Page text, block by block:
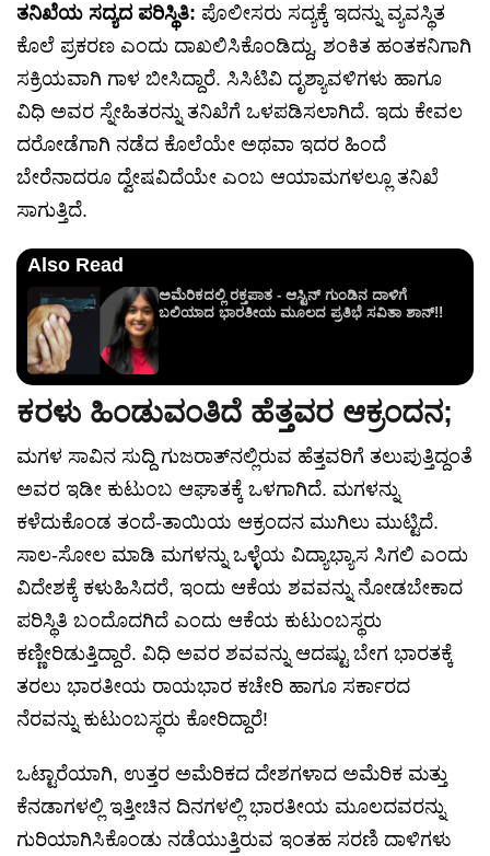
ತನಿಖೆಯ ಸದ್ಯದ ಪರಿಸ್ಥಿತಿ: ಪೊಲೀಸರು ಸದ್ಯಕ್ಕೆ ಇದನ್ನು ವ್ಯವಸ್ಥಿತ
ಕೊಲೆ ಪ್ರಕರಣ ಎಂದು ದಾಖಲಿಸಿಕೊಂಡಿದ್ದು, ಶಂಕಿತ ಹಂತಕನಿಗಾಗಿ
ಸಕ್ರಿಯವಾಗಿ ಗಾಳ ಬೀಸಿದ್ದಾರೆ. ಸಿಸಿಟಿವಿ ದೃಶ್ಯಾವಳಿಗಳು ಹಾಗೂ
ವಿಧಿ ಅವರ ಸ್ನೇಹಿತರನ್ನು ತನಿಖೆಗೆ ಒಳಪಡಿಸಲಾಗಿದೆ. ಇದು ಕೇವಲ
ದರೋಡೆಗಾಗಿ ನಡೆದ ಕೊಲೆಯೇ ಅಥವಾ ಇದರ ಹಿಂದೆ
ಬೇರೆನಾದರೂ ದ್ವೇಷವಿದೆಯೇ ಎಂಬ ಆಯಾಮಗಳಲ್ಲೂ ತನಿಖೆ
ಸಾಗುತ್ತಿದೆ.
Also Read
ಅಮೆರಿಕದಲ್ಲಿ ರಕ್ತಪಾತ - ಆಸ್ಟಿನ್ ಗುಂಡಿನ ದಾಳಿಗೆ
ಬಲಿಯಾದ ಭಾರತೀಯ ಮೂಲದ ಪ್ರತಿಭೆ ಸವಿತಾ ಶಾನ್!!
ಕರಳು ಹಿಂಡುವಂತಿದೆ ಹೆತ್ತವರ ಆಕ್ರಂದನ;
ಮಗಳ ಸಾವಿನ ಸುದ್ದಿ ಗುಜರಾತ್‌ನಲ್ಲಿರುವ ಹೆತ್ತವರಿಗೆ ತಲುಪುತ್ತಿದ್ದಂತೆ
ಅವರ ಇಡೀ ಕುಟುಂಬ ಆಘಾತಕ್ಕೆ ಒಳಗಾಗಿದೆ. ಮಗಳನ್ನು
ಕಳೆದುಕೊಂಡ ತಂದೆ-ತಾಯಿಯ ಆಕ್ರಂದನ ಮುಗಿಲು ಮುಟ್ಟಿದೆ.
ಸಾಲ-ಸೋಲ ಮಾಡಿ ಮಗಳನ್ನು ಒಳ್ಳೆಯ ವಿದ್ಯಾಭ್ಯಾಸ ಸಿಗಲಿ ಎಂದು
ವಿದೇಶಕ್ಕೆ ಕಳುಹಿಸಿದರೆ, ಇಂದು ಆಕೆಯ ಶವವನ್ನು ನೋಡಬೇಕಾದ
ಪರಿಸ್ಥಿತಿ ಬಂದೊದಗಿದೆ ಎಂದು ಆಕೆಯ ಕುಟುಂಬಸ್ಥರು
ಕಣ್ಣೀರಿಡುತ್ತಿದ್ದಾರೆ. ವಿಧಿ ಅವರ ಶವವನ್ನು ಆದಷ್ಟು ಬೇಗ ಭಾರತಕ್ಕೆ
ತರಲು ಭಾರತೀಯ ರಾಯಭಾರ ಕಚೇರಿ ಹಾಗೂ ಸರ್ಕಾರದ
ನೆರವನ್ನು ಕುಟುಂಬಸ್ಥರು ಕೋರಿದ್ದಾರೆ!
ಒಟ್ಟಾರೆಯಾಗಿ, ಉತ್ತರ ಅಮೆರಿಕದ ದೇಶಗಳಾದ ಅಮೆರಿಕ ಮತ್ತು
ಕೆನಡಾಗಳಲ್ಲಿ ಇತ್ತೀಚಿನ ದಿನಗಳಲ್ಲಿ ಭಾರತೀಯ ಮೂಲದವರನ್ನು
ಗುರಿಯಾಗಿಸಿಕೊಂಡು ನಡೆಯುತ್ತಿರುವ ಇಂತಹ ಸರಣಿ ದಾಳಿಗಳು